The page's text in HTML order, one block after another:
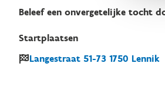
Beleef een onvergetelijke tocht
Startplaatsen
Langestraat 51-73 1750 Lennik